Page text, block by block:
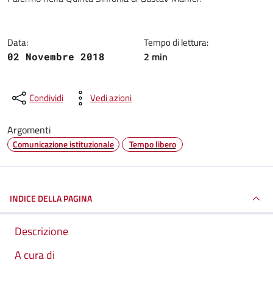
Data:
02 Novembre 2018
Tempo di lettura:
2 min
Condividi Vedi azioni
Argomenti
Comunicazione istituzionale Tempo libero
INDICE DELLA PAGINA
Descrizione
A cura di